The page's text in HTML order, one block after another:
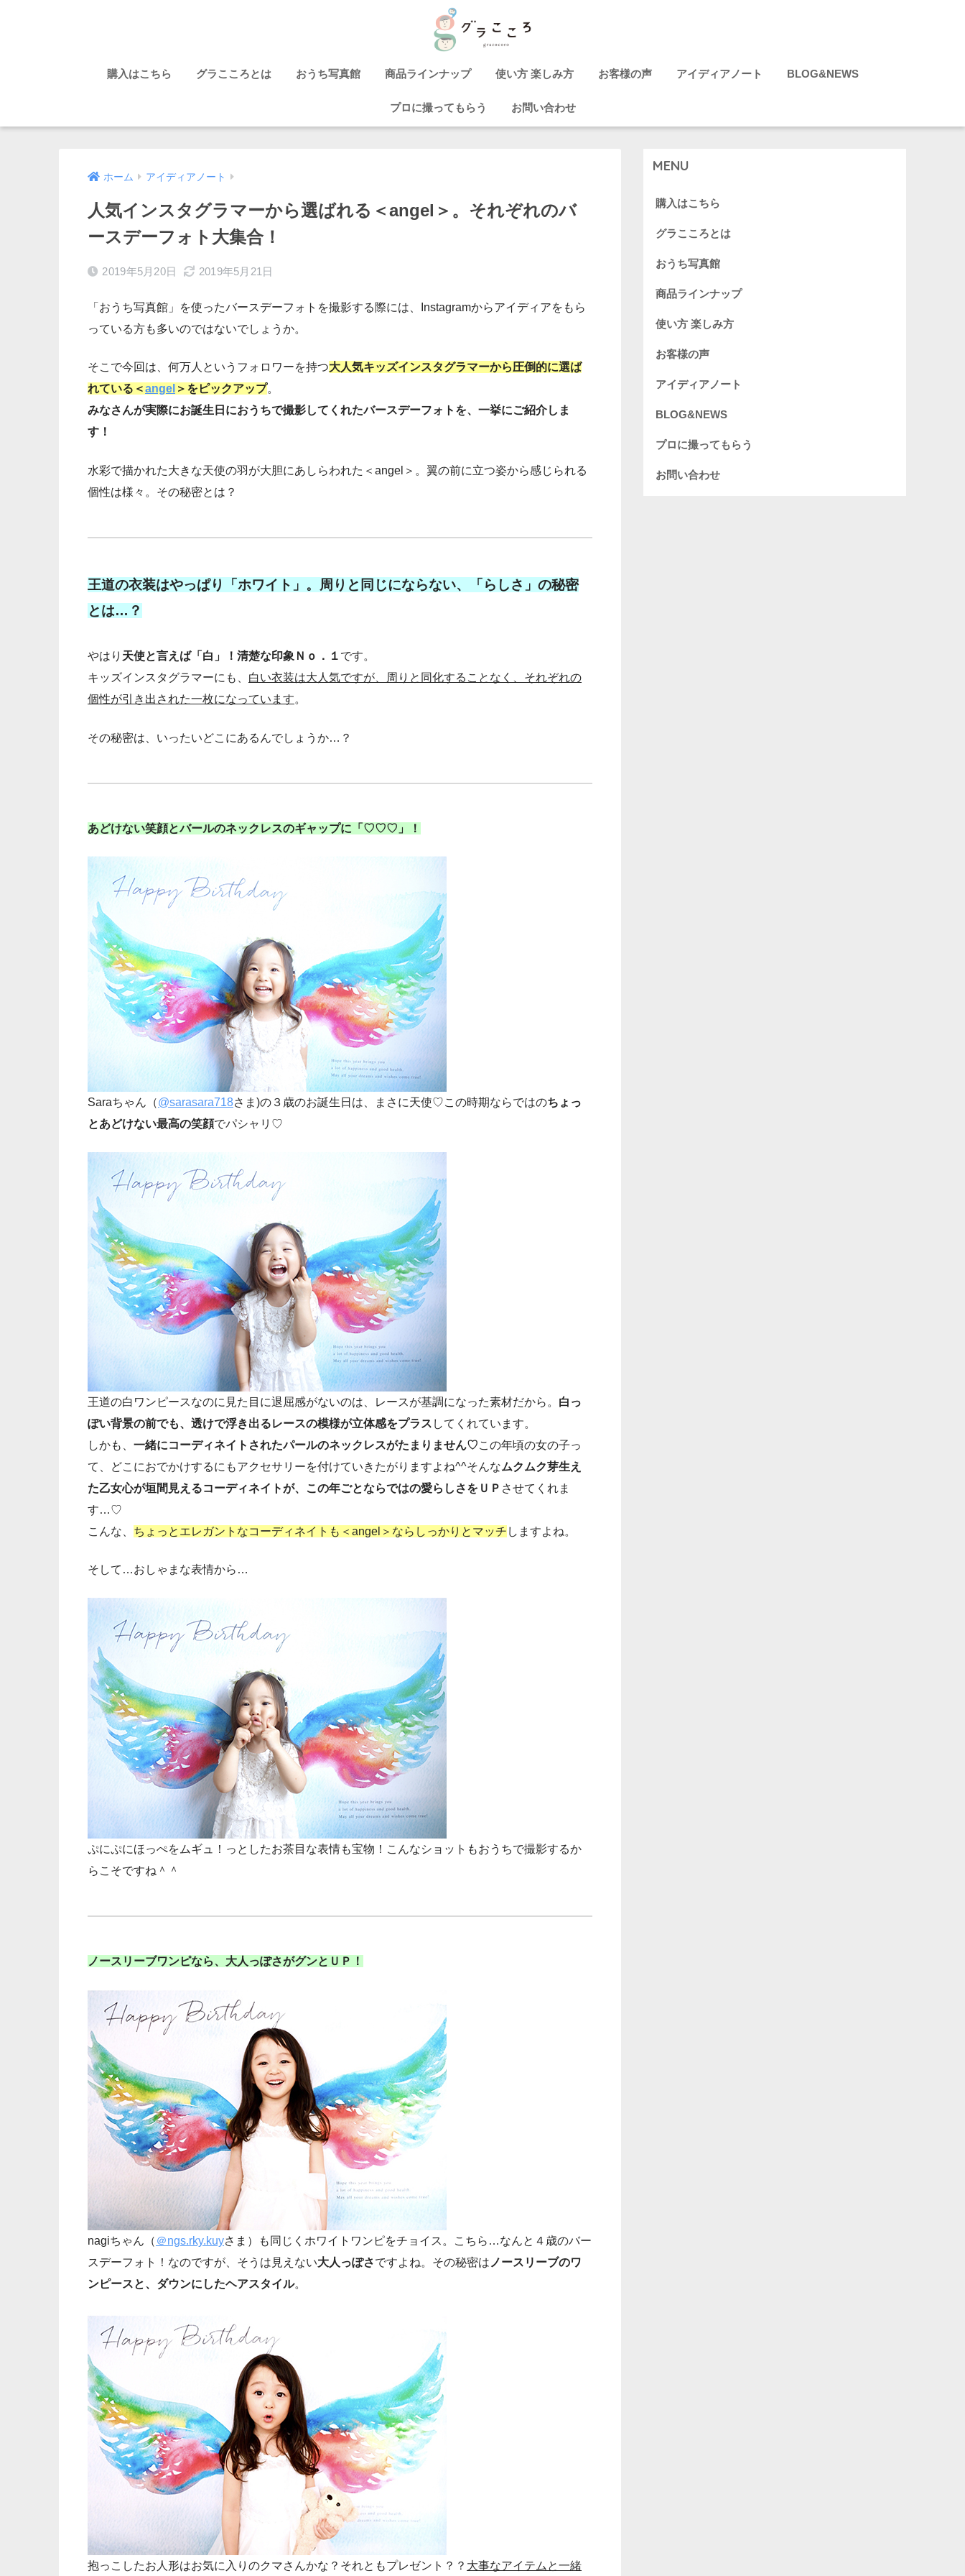
購入はこちら グラこころとは おうち写真館 商品ラインナップ 使い方 楽しみ方 お客様の声 アイディアノート BLOG&NEWS
プロに撮ってもらう お問い合わせ
ホーム アイディアノート
人気インスタグラマーから選ばれる＜angel＞。それぞれのバ
ースデーフォト大集合！
2019年5月20日 2019年5月21日
「おうち写真館」を使ったバースデーフォトを撮影する際には、Instagramからアイディアをもら
っている方も多いのではないでしょうか。
そこで今回は、何万人というフォロワーを持つ大人気キッズインスタグラマーから圧倒的に選ば
れている＜angel ＞をピックアップ。
みなさんが実際にお誕生日におうちで撮影してくれたバースデーフォトを、一挙にご紹介しま
す！
水彩で描かれた大きな天使の羽が大胆にあしらわれた＜angel＞。翼の前に立つ姿から感じられる
個性は様々。その秘密とは？
王道の衣装はやっぱり「ホワイト」。周りと同じにならない、「らしさ」の秘密
とは…？
やはり 天使と言えば「白」！清楚な印象Ｎｏ．１ です。
キッズインスタグラマーにも、 白い衣装は大人気ですが、周りと同化することなく、それぞれの
個性が引き出された一枚になっています。
その秘密は、いったいどこにあるんでしょうか…？
あどけない笑顔とバールのネックレスのギャップに「♡♡♡」！
Saraちゃん（@sarasara718さま)の３歳のお誕生日は、まさに天使♡この時期ならではのちょっ
とあどけない最高の笑顔でパシャリ♡
王道の白ワンピースなのに見た目に退屈感がないのは、レースが基調になった素材だから。 白っ
ぽい背景の前でも、透けで浮き出るレースの模様が立体感をプラス してくれています。
しかも、 一緒にコーディネイトされたパールのネックレスがたまりません♡この年頃の女の子っ
て、どこにおでかけするにもアクセサリーを付けていきたがりますよね^^そんなムクムク芽生え
た乙女心が垣間見えるコーディネイトが、この年ごとならではの愛らしさをＵＰ させてくれま
す…♡
こんな、 ちょっとエレガントなコーディネイトも＜angel＞ならしっかりとマッチ しますよね。
そして…おしゃまな表情から…
ぷにぷにほっぺをムギュ！っとしたお茶目な表情も宝物！こんなショットもおうちで撮影するか
らこそですね＾＾
ノースリーブワンピなら、大人っぽさがグンとＵＰ！
nagiちゃん（ ＠ngs.rky.kuyさま）も同じくホワイトワンピをチョイス。こちら…なんと４歳のバー
スデーフォト！なのですが、そうは見えない大人っぽさですよね。その秘密は ノースリーブのワ
ンピースと、ダウンにしたヘアスタイル。
抱っこしたお人形はお気に入りのクマさんかな？それともプレゼント？？ 大事なアイテムと一緒
MENU
購入はこちら
グラこころとは
おうち写真館
商品ラインナップ
使い方 楽しみ方
お客様の声
アイディアノート
BLOG&NEWS
プロに撮ってもらう
お問い合わせ